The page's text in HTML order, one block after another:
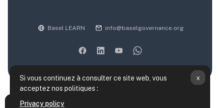
Si vous continuez à consulter ce site web, vous
acceptez nos politiques :
Privacy policy
x
Basel LEARN info@baselgovernance.org
Résumé de conservation de données